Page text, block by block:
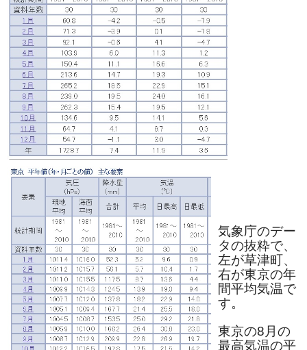
クランチ
ケーキ
サンド
パイ
その他
和菓子
まんじゅう
スナック
煎餅
甘納豆
羊かん
花豆
気象庁のデー
タの抜粋で、
左が草津町、
右が東京の年
間平均気温で
す。
東京の8月の
最高気温の平